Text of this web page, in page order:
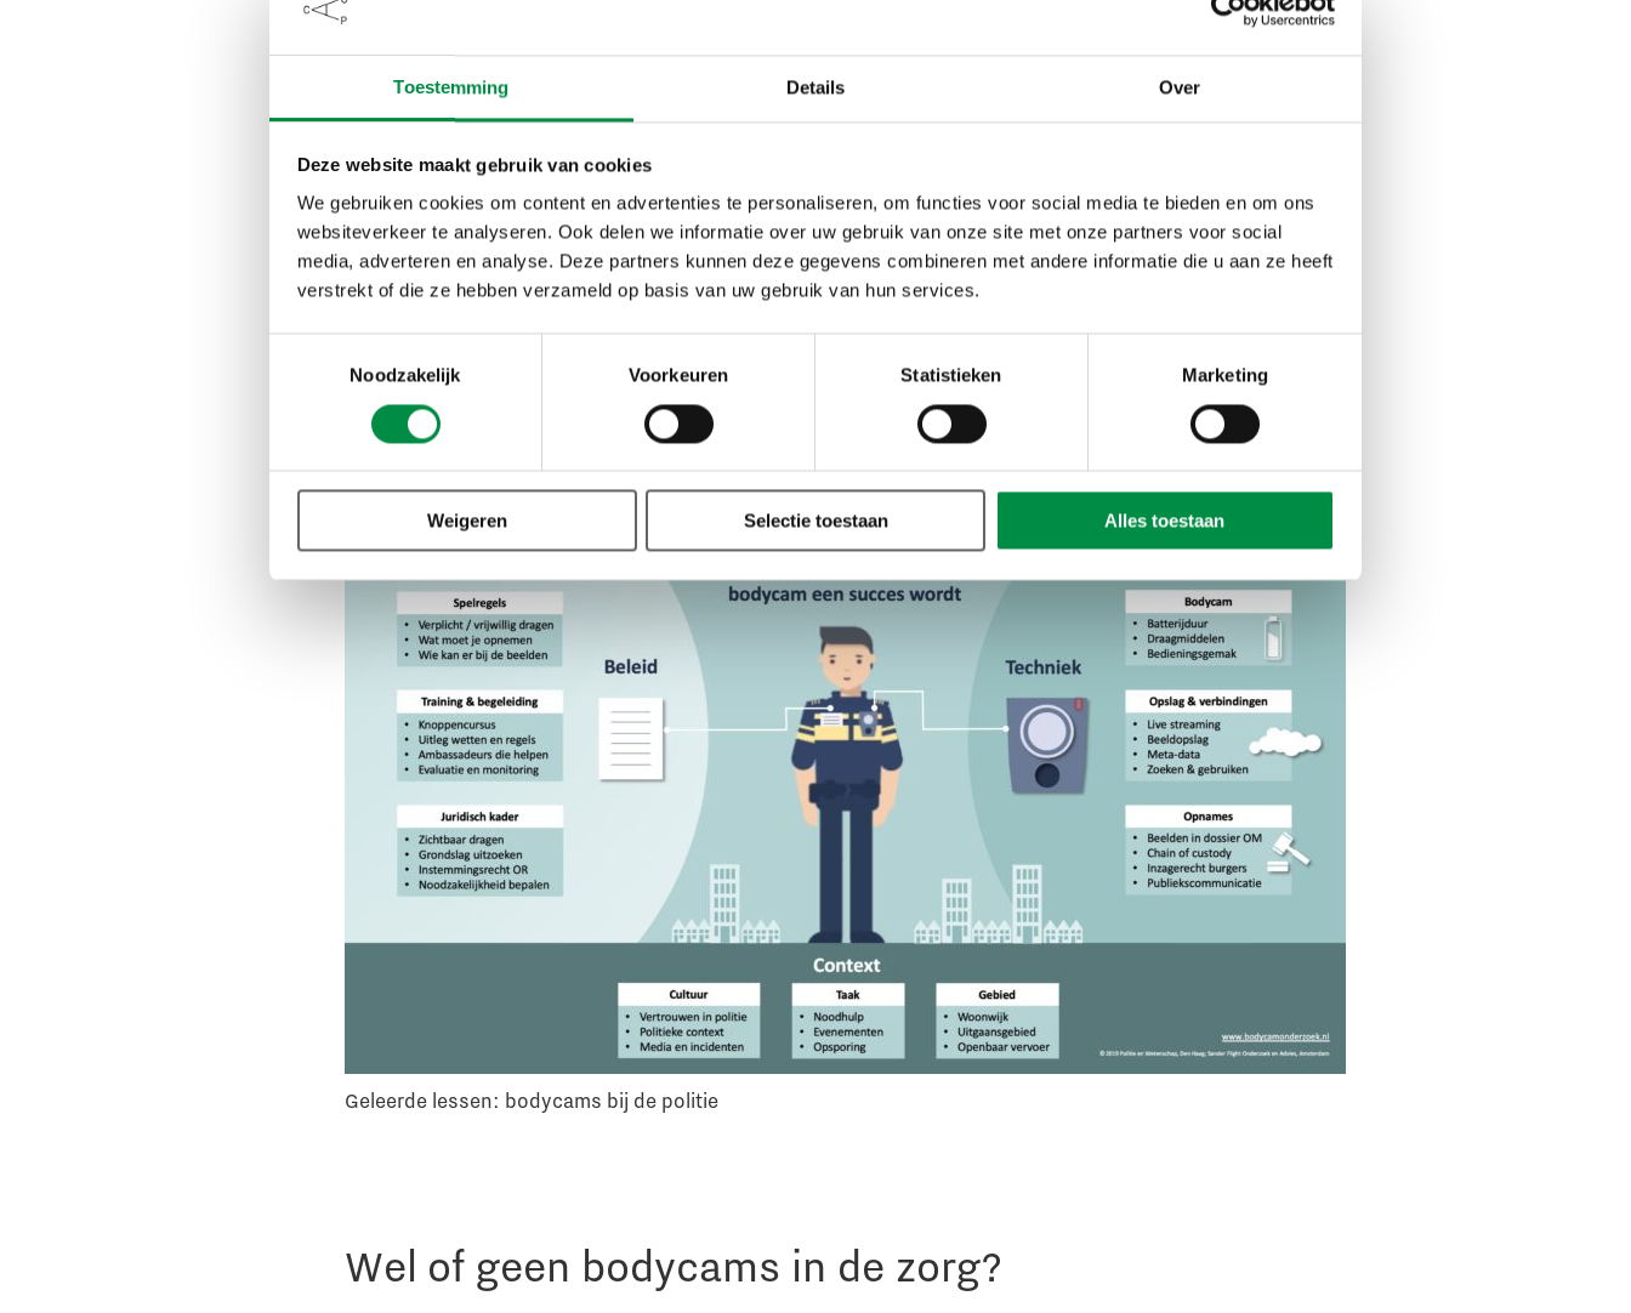
Toestemming Details Over
Deze website maakt gebruik van cookies
We gebruiken cookies om content en advertenties te personaliseren, om functies voor social media te bieden en om ons
websiteverkeer te analyseren. Ook delen we informatie over uw gebruik van onze site met onze partners voor social
media, adverteren en analyse. Deze partners kunnen deze gegevens combineren met andere informatie die u aan ze heeft
verstrekt of die ze hebben verzameld op basis van uw gebruik van hun services.
Noodzakelijk
Voorkeuren Statistieken Marketing
Weigeren Selectie toestaan Alles toestaan
Sander Flight heeft na zijn onderzoek naar bodycams geconcludeerd dat er drie pijlers zijn om ze
succesvol toe te passen:
Technologie; de techniek moet in orde zijn en het personeel moet weten hoe het werkt
Richtlijnen; de (privacy)regels rond het toepassen van bodycams moeten helder zijn, maar denk
opnames worden gemaakt of handmatig opgenomen moet worden en wie er toegang heeft tot de
opgenomen beelden
Context; spreek goed af waar en wanneer je bodycams toepast
de infographic hieronder zie je hoe die pijlers bij de politie terugkomen.
Geleerde lessen: bodycams bij de politie
Wel of geen bodycams in de zorg?